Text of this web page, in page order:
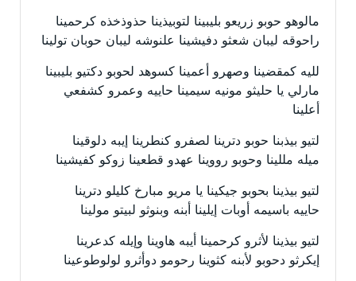
مالوهو حوبو زريعو بليبينا لتوبيذينا حذوذخذه كرحمينا
راحوقه ليبان شعثو دفيشينا علنوشه ليبان حوبان تولينا
لليه كمقضينا وصهرو أعمينا كسوهد لحوبو دكتيو بليبينا
مارلي يا حليثو مونيه سيمينا حاييه وعمرو كشفعي
أعلينا
لتيو بيذبنا حوبو دترينا لصفرو كنطرينا إيبه دلوقينا
ميله مللينا وحوبو رووينا عهدو قطعينا زوكو كفيشينا
لتيو بيذينا بحوبو جيكينا يا مريو مبارخ كليلو دترينا
حاييه باسيمه أوبات إيلينا أبنه وبنوثو لبيتو مولينا
لتيو بيذينا لأثرو كرحمينا أيبه هاوينا وإيله كدعرينا
إيكرثو دحوبو لأبنه كثوينا رحومو دوأثرو لولوطوعينا